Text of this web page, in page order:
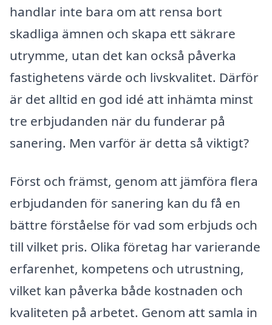
handlar inte bara om att rensa bort
skadliga ämnen och skapa ett säkrare
utrymme, utan det kan också påverka
fastighetens värde och livskvalitet. Därför
är det alltid en god idé att inhämta minst
tre erbjudanden när du funderar på
sanering. Men varför är detta så viktigt?
Först och främst, genom att jämföra flera
erbjudanden för sanering kan du få en
bättre förståelse för vad som erbjuds och
till vilket pris. Olika företag har varierande
erfarenhet, kompetens och utrustning,
vilket kan påverka både kostnaden och
kvaliteten på arbetet. Genom att samla in